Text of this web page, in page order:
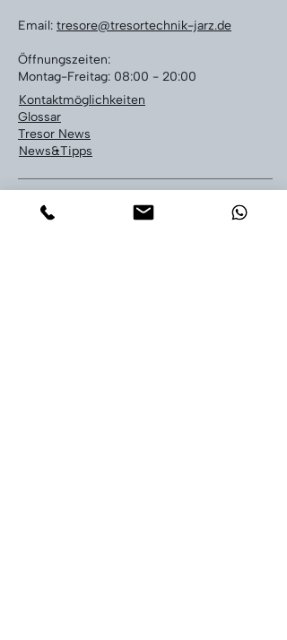
Email: tresore@tresortechnik-jarz.de
Öffnungszeiten:
Montag-Freitag: 08:00 - 20:00
Kontaktmöglichkeiten
Glossar
Tresor News
News&Tipps
LEISTUNGEN